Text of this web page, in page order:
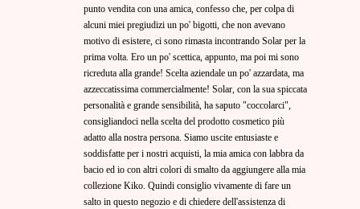
punto vendita con una amica, confesso che, per colpa di
alcuni miei pregiudizi un po' bigotti, che non avevano
motivo di esistere, ci sono rimasta incontrando Solar per la
prima volta. Ero un po' scettica, appunto, ma poi mi sono
ricreduta alla grande! Scelta aziendale un po' azzardata, ma
azzeccatissima commercialmente! Solar, con la sua spiccata
personalità e grande sensibilità, ha saputo "coccolarci",
consigliandoci nella scelta del prodotto cosmetico più
adatto alla nostra persona. Siamo uscite entusiaste e
soddisfatte per i nostri acquisti, la mia amica con labbra da
bacio ed io con altri colori di smalto da aggiungere alla mia
collezione Kiko. Quindi consiglio vivamente di fare un
salto in questo negozio e di chiedere dell'assistenza di